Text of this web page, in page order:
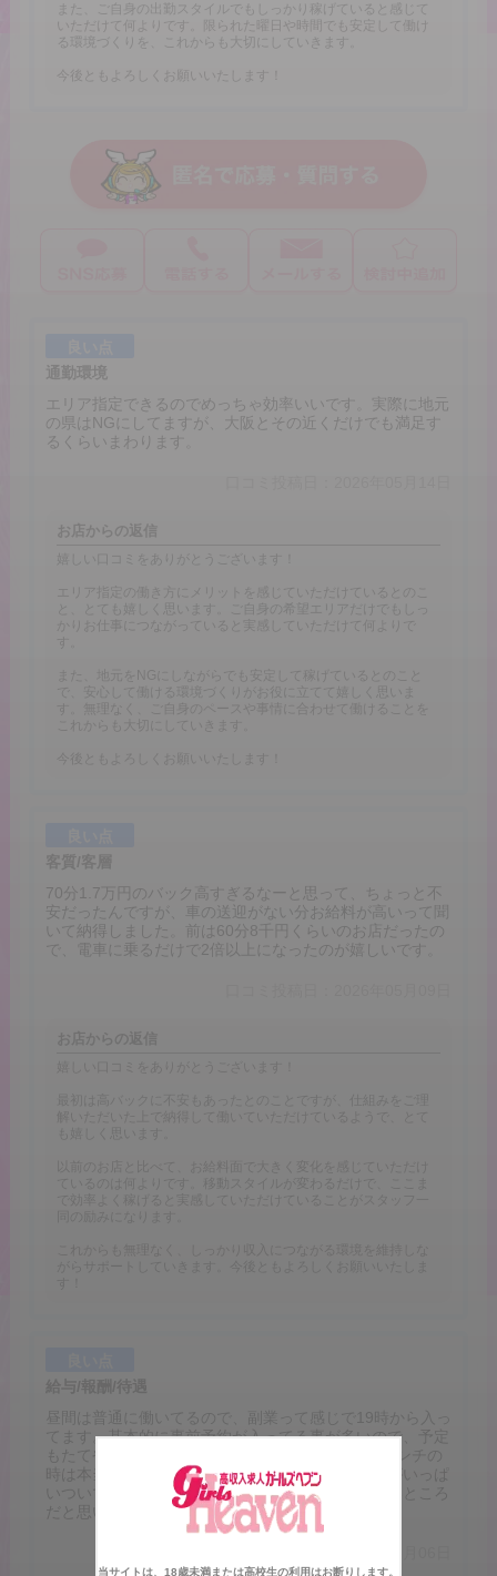
当サイトは、18歳未満または高校生の利用はお断りします。
また、ご自身の出勤スタイルでもしっかり稼げていると感じて
いただけて何よりです。限られた曜日や時間でも安定して働け
る環境づくりを、これからも大切にしていきます。
今後ともよろしくお願いいたします！
通勤環境
エリア指定できるのでめっちゃ効率いいです。実際に地元
の県はNGにしてますが、大阪とその近くだけでも満足す
るくらいまわります。
お店からの返信
嬉しい口コミをありがとうございます！
エリア指定の働き方にメリットを感じていただけているとのこ
と、とても嬉しく思います。ご自身の希望エリアだけでもしっ
かりお仕事につながっていると実感していただけて何よりで
で、安心して働ける環境づくりがお役に立てて嬉しく思いま
客質/客層
70分1.7万円のバック高すぎるなーと思って、ちょっと不
安だったんですが、車の送迎がない分お給料が高いって聞
いて納得しました。前は60分8千円くらいのお店だったの
で、電車に乗るだけで2倍以上になったのが嬉しいです。
てます。基本的に事前予約が入ってる事が多いので、予定
時は本当にありがたいです。あとお店にお客さんがいっぱ
いついてるので、本指名が返ってきやすいのもいいところ